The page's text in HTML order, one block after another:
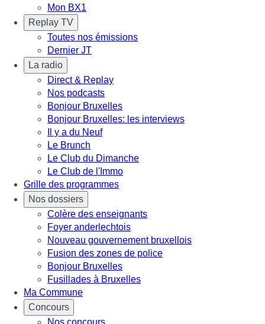
Mon BX1
Replay TV
Toutes nos émissions
Dernier JT
La radio
Direct & Replay
Nos podcasts
Bonjour Bruxelles
Bonjour Bruxelles: les interviews
Il y a du Neuf
Le Brunch
Le Club du Dimanche
Le Club de l'Immo
Grille des programmes
Nos dossiers
Colère des enseignants
Foyer anderlechtois
Nouveau gouvernement bruxellois
Fusion des zones de police
Bonjour Bruxelles
Fusillades à Bruxelles
Ma Commune
Concours
Nos concours